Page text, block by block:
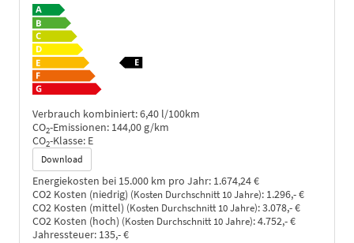
Verbrauch kombiniert:6,40 l/100km
CO2-Emissionen: 144,00 g/km
CO2-Klasse: E
Download
Energiekosten bei 15.000 km pro Jahr: 1.674,24 €
CO2 Kosten (niedrig) (Kosten Durchschnitt 10 Jahre): 1.296,- €
CO2 Kosten (mittel) (Kosten Durchschnitt 10 Jahre):3.078,- €
CO2 Kosten (hoch) (Kosten Durchschnitt 10 Jahre):4.752,- €
Jahressteuer: 135,- €